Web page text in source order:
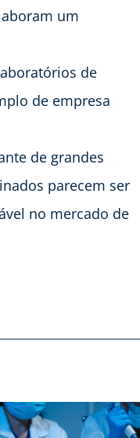
um
de
de empresa
de grandes
parecem ser
no mercado de